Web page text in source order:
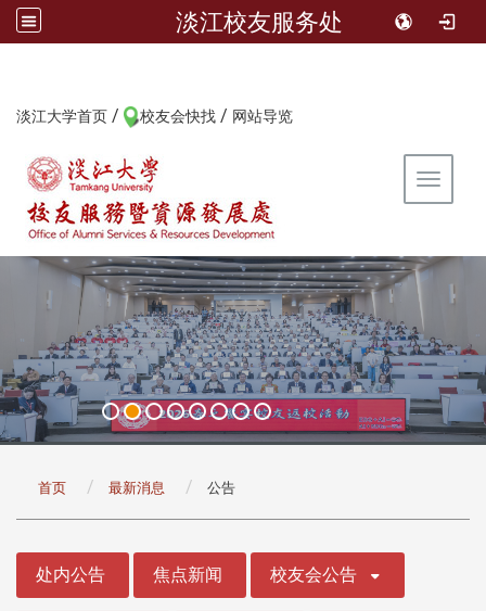
淡江校友服务处
淡江大学首页 / 校友会快找 / 网站导览
Toggle
首页 最新消息 公告
处内公告 焦点新闻 校友会公告